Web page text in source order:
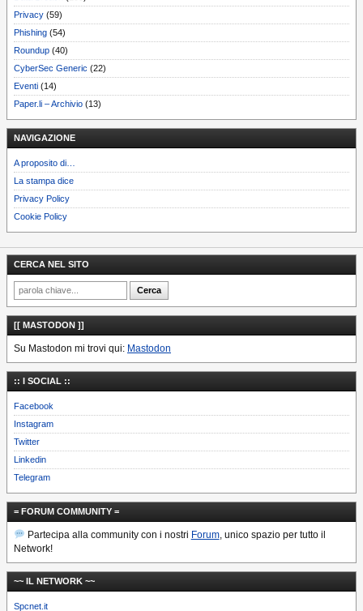
Privacy (59)
Phishing (54)
Roundup (40)
CyberSec Generic (22)
Eventi (14)
Paper.li – Archivio (13)
NAVIGAZIONE
A proposito di…
La stampa dice
Privacy Policy
Cookie Policy
CERCA NEL SITO
[[ MASTODON ]]
Su Mastodon mi trovi qui: Mastodon
:: I SOCIAL ::
Facebook
Instagram
Twitter
Linkedin
Telegram
= FORUM COMMUNITY =
Partecipa alla community con i nostri Forum, unico spazio per tutto il
Network!
~~ IL NETWORK ~~
Spcnet.it